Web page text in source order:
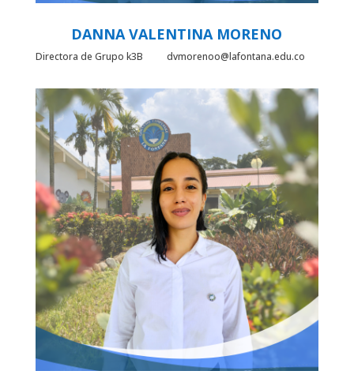
DANNA VALENTINA MORENO
Directora de Grupo k3B dvmorenoo@lafontana.edu.co